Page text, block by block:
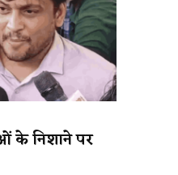
के निशाने पर